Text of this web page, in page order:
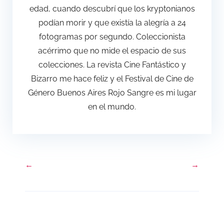
edad, cuando descubrí que los kryptonianos
podían morir y que existía la alegría a 24
fotogramas por segundo. Coleccionista
acérrimo que no mide el espacio de sus
colecciones. La revista Cine Fantástico y
Bizarro me hace feliz y el Festival de Cine de
Género Buenos Aires Rojo Sangre es mi lugar
en el mundo.
← →